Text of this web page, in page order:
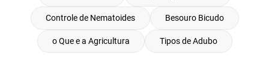
Controle de Nematoides Besouro Bicudo
o Que e a Agricultura Tipos de Adubo